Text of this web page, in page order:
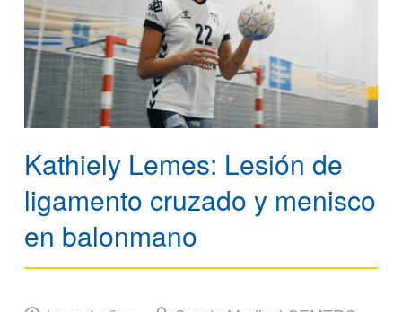
Kathiely Lemes: Lesión de
ligamento cruzado y menisco
en balonmano